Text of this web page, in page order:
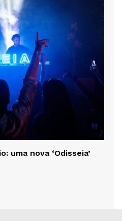
uma nova ‘Odisseia’